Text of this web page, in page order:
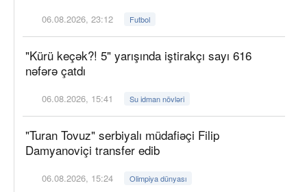
06.08.2026, 23:12 Futbol
"Kürü keçək?! 5" yarışında iştirakçı sayı 616
nəfərə çatdı
06.08.2026, 15:41 Su idman növləri
"Turan Tovuz" serbiyalı müdafiəçi Filip
Damyanoviçi transfer edib
06.08.2026, 15:24 Olimpiya dünyası